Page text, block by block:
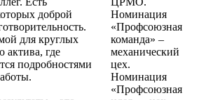
доброй
для круглых
актива, где
подробностями
Номинация
«Профсоюзная
команда» –
механический
цех.
Номинация
«Профсоюзная